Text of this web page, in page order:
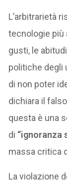
L’arbitrarietà
tecnologie più
gusti, le
politiche degli
di non poter
dichiara il
questa è una
di “ignoranza
massa critica
La violazione